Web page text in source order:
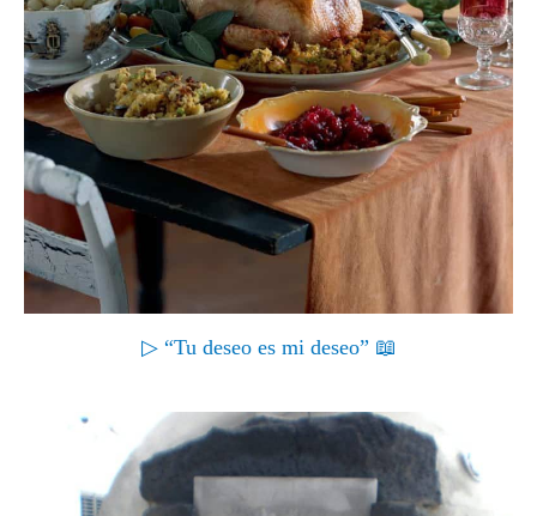
▷ “Tu deseo es mi deseo” 📖